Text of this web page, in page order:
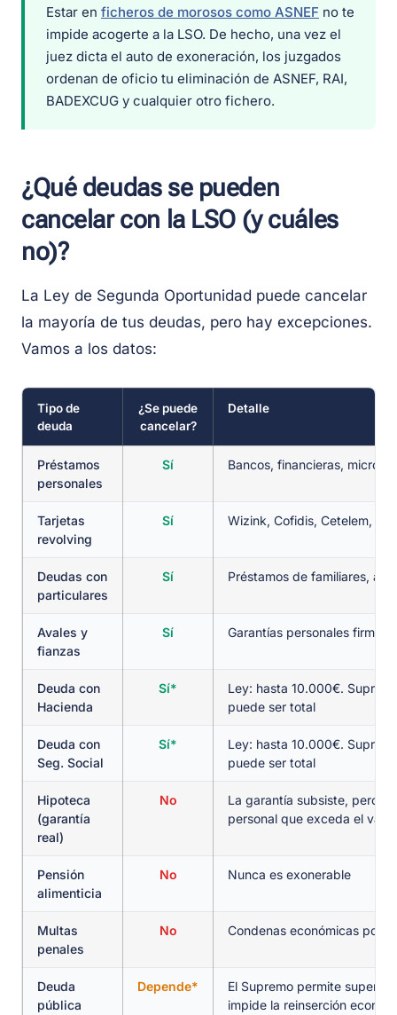
Estar en ficheros de morosos como ASNEF no te
impide acogerte a la LSO. De hecho, una vez el
juez dicta el auto de exoneración, los juzgados
ordenan de oficio tu eliminación de ASNEF, RAI,
BADEXCUG y cualquier otro fichero.
¿Qué deudas se pueden
cancelar con la LSO (y cuáles
no)?
La Ley de Segunda Oportunidad puede cancelar
la mayoría de tus deudas, pero hay excepciones.
Vamos a los datos:
Tipo de
deuda
¿Se puede
cancelar?
Detalle
Préstamos
personales
Sí Bancos, financieras,
Tarjetas
revolving
Sí Wizink, Cofidis, Cetelem, etc.
Deudas con
particulares
Sí Préstamos de familiares,
Avales y
fianzas
Sí Garantías personales
Deuda con
Hacienda
Sí*
Ley: hasta 10.000€.
puede ser total
Deuda con
Seg. Social
Sí*
Ley: hasta 10.000€.
puede ser total
Hipoteca
(garantía
real)
No
La garantía subsiste, pero sí
personal que exceda el
Pensión
alimenticia
No Nunca es exonerable
Multas
penales
No Condenas económicas por
Deuda
pública
Depende*
El Supremo permite superar
impide la reinserción